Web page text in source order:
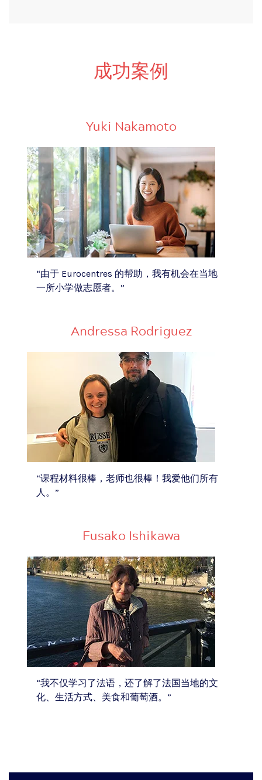
成功案例
Yuki Nakamoto
“由于 Eurocentres 的帮助，我有机会在当地
一所小学做志愿者。”
Andressa Rodriguez
“课程材料很棒，老师也很棒！我爱他们所有
人。”
Fusako Ishikawa
“我不仅学习了法语，还了解了法国当地的文
化、生活方式、美食和葡萄酒。”